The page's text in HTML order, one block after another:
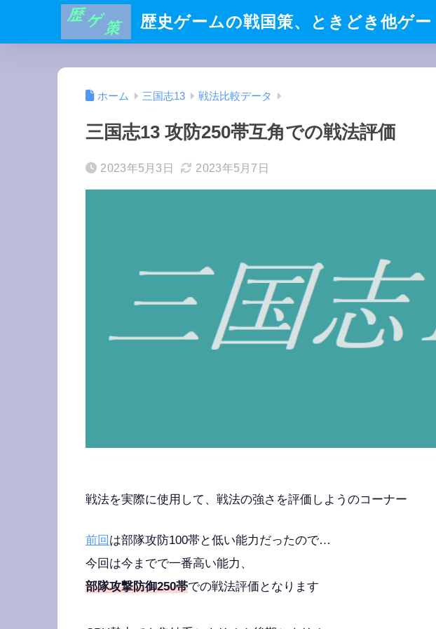
歴史ゲームの戦国策、ときどき他ゲー
ホーム 三国志13 戦法比較データ
三国志13 攻防250帯互角での戦法評価
2023年5月3日 2023年5月7日
戦法を実際に使用して、戦法の強さを評価しようのコーナー
前回 は部隊攻防100帯と低い能力だったので…
今回は今までで一番高い能力、
部隊攻撃防御250帯での戦法評価となります